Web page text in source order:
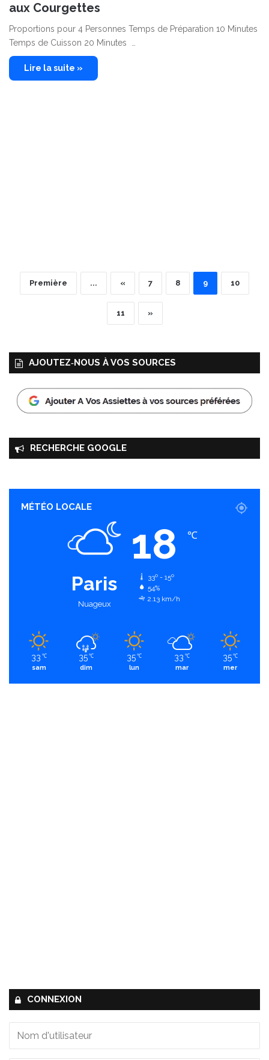
aux Courgettes
Proportions pour 4 Personnes Temps de Préparation 10 Minutes
Temps de Cuisson 20 Minutes …
Lire la suite »
Première ... « 7 8 9 10
11 »
AJOUTEZ‑NOUS À VOS SOURCES
RECHERCHE GOOGLE
MÉTÉO LOCALE
Paris
Nuageux
18 ℃
33º - 15º
54%
2.13 km/h
33 ℃
sam
35 ℃
dim
35 ℃
lun
33 ℃
mar
35 ℃
mer
CONNEXION